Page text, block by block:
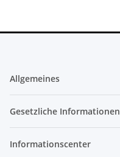
Allgemeines
Gesetzliche Informationen
Informationscenter